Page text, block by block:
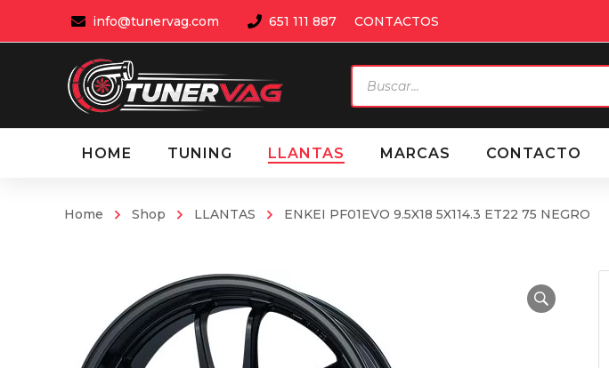
info@tunervag.com 651 111 887 CONTACTOS
de
productos
HOME TUNING LLANTAS MARCAS CONTACTO
Home Shop LLANTAS ENKEI PF01EVO 9.5X18 5X114.3 ET22 75 NEGRO